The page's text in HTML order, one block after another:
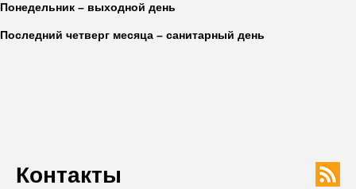
Контакты
Понедельник – выходной день
Последний четверг месяца – санитарный день